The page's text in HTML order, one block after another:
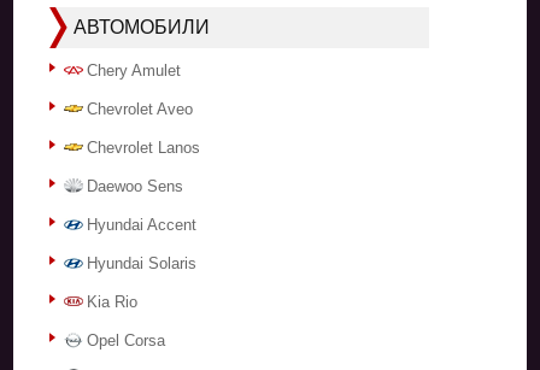
АВТОМОБИЛИ
Chery Amulet
Chevrolet Aveo
Chevrolet Lanos
Daewoo Sens
Hyundai Accent
Hyundai Solaris
Kia Rio
Opel Corsa